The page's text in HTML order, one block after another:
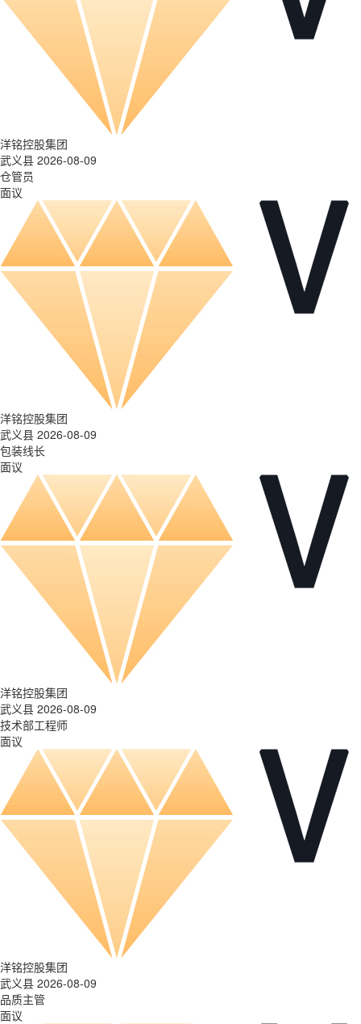
洋铭控股集团
武义县 2026-08-09
仓管员
面议
洋铭控股集团
武义县 2026-08-09
包装线长
面议
洋铭控股集团
武义县 2026-08-09
技术部工程师
面议
洋铭控股集团
武义县 2026-08-09
品质主管
面议